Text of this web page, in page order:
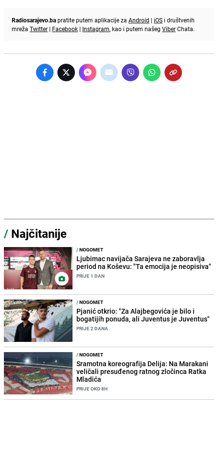
Radiosarajevo.bapratite putem aplikacije za Android | iOS i društvenih
mreža Twitter | Facebook | Instagram, kao i putem našeg ViberChata.
/ Najčitanije
/NOGOMET
Ljubimac navijača Sarajeva ne zaboravlja
period na Koševu: "Ta emocija je neopisiva"
PRIJE 1 DAN
/NOGOMET
Pjanić otkrio: "Za Alajbegovića je bilo i
bogatijih ponuda, ali Juventus je Juventus"
PRIJE 2 DANA
/NOGOMET
Sramotna koreografija Delija: Na Marakani
veličali presuđenog ratnog zločinca Ratka
Mladića
PRIJE OKO 8H